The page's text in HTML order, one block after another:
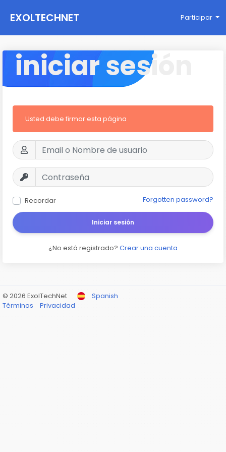
EXOLTECHNET Participar
iniciar sesión
Usted debe firmar esta página
Recordar Forgotten password?
Iniciar sesión
¿No está registrado? Crear una cuenta
© 2026 ExolTechNet
Spanish
Términos
Privacidad